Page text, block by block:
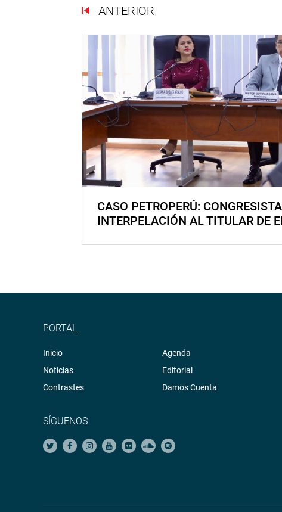
ANTERIOR
CASO PETROPERÚ:
INTERPELACIÓN AL TITULAR DE
PORTAL
Inicio
Noticias
Contrastes
Agenda
Editorial
Damos Cuenta
SÍGUENOS